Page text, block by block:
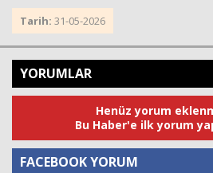
Tarih: 31-05-2026
YORUMLAR
Henüz yorum
Bu Haber'e ilk yorum
FACEBOOK YORUM